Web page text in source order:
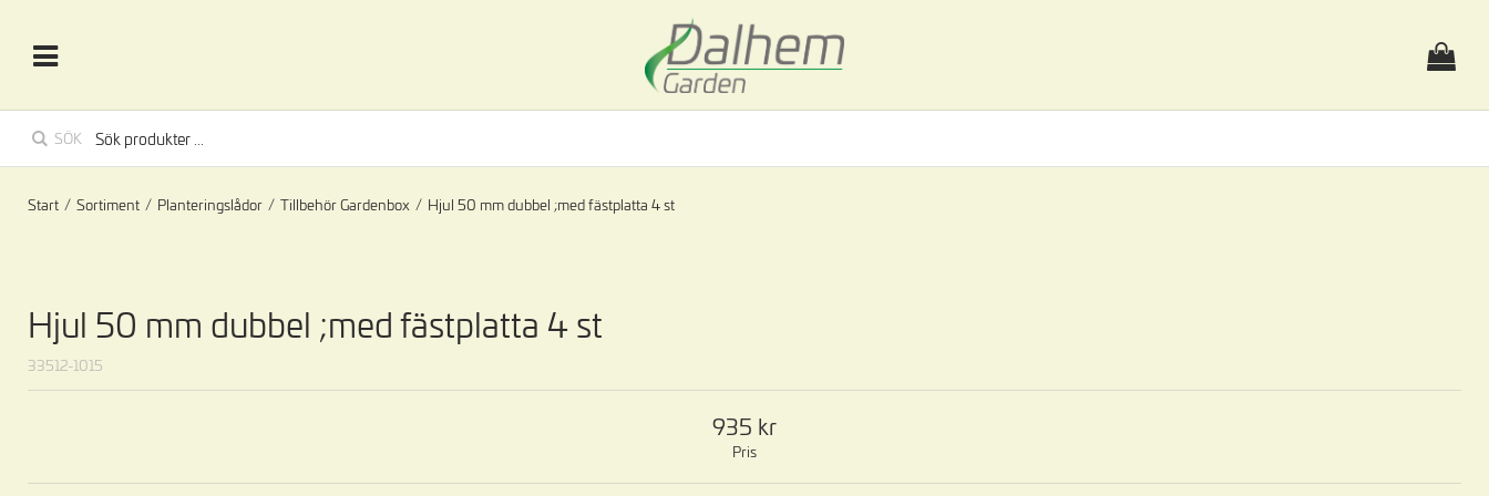
SÖK
Start / Sortiment / Planteringslådor / Tillbehör Gardenbox / Hjul 50 mm dubbel ;med fästplatta 4 st
Hjul 50 mm dubbel ;med fästplatta 4 st
33512-1015
Pris
935